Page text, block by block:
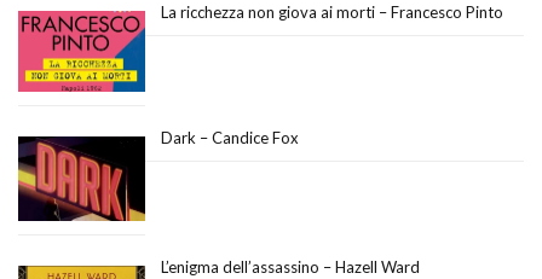
La ricchezza non giova ai morti – Francesco Pinto
Dark – Candice Fox
L’enigma dell’assassino – Hazell Ward